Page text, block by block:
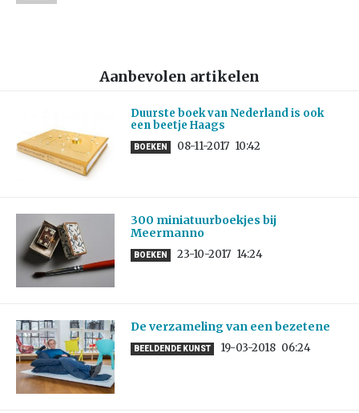
Aanbevolen artikelen
Duurste boek van Nederland is ook
een beetje Haags
BOEKEN 08-11-2017 10:42
300 miniatuurboekjes bij
Meermanno
BOEKEN 23-10-2017 14:24
De verzameling van een bezetene
BEELDENDE KUNST 19-03-2018 06:24